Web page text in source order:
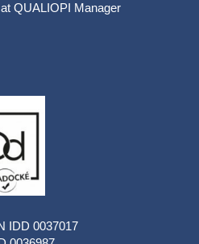
QUALIOPI Manager
IDD 0037017